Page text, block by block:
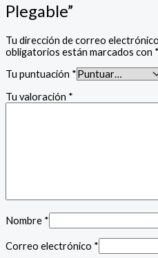
Plegable”
Tu dirección de correo
obligatorios están marcados con *
Tu puntuación *
Tu valoración *
Nombre *
Correo electrónico *